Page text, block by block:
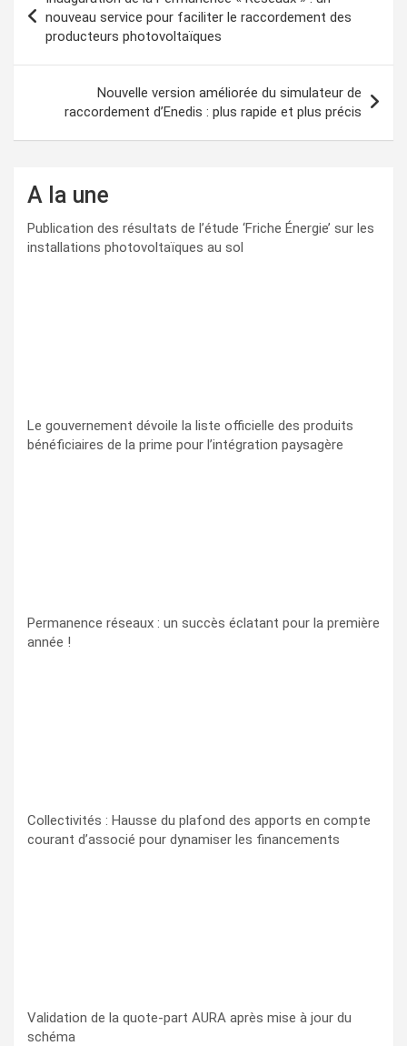
de
l’article
nouveau service pour faciliter le raccordement des
producteurs photovoltaïques
Nouvelle version améliorée du simulateur de
raccordement d’Enedis : plus rapide et plus précis
A la une
Publication des résultats de l’étude ‘Friche Énergie’ sur les
installations photovoltaïques au sol
Le gouvernement dévoile la liste officielle des produits
bénéficiaires de la prime pour l’intégration paysagère
Permanence réseaux : un succès éclatant pour la première
année !
Collectivités : Hausse du plafond des apports en compte
courant d’associé pour dynamiser les financements
Validation de la quote-part AURA après mise à jour du
schéma